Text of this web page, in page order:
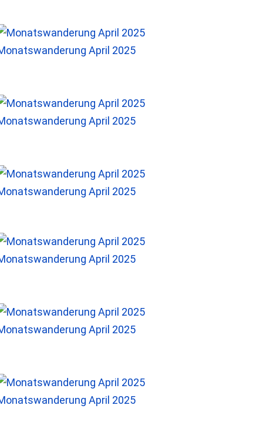
April 2025
April 2025
April 2025
April 2025
April 2025
April 2025